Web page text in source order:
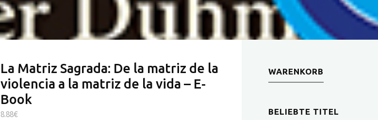
La Matriz Sagrada: De la matriz de la
violencia a la matriz de la vida – E-
Book
8.88€
WARENKORB
BELIEBTE TITEL